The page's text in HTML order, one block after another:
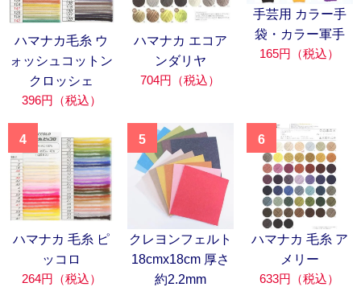
ハマナカ毛糸 ウ
ォッシュコットン
クロッシェ
396円（税込）
ハマナカ エコア
ンダリヤ
704円（税込）
手芸用 カラー手
袋・カラー軍手
165円（税込）
4
ハマナカ 毛糸 ピ
ッコロ
264円（税込）
5
クレヨンフェルト
18cmx18cm 厚さ
約2.2mm
6
ハマナカ 毛糸 ア
メリー
633円（税込）